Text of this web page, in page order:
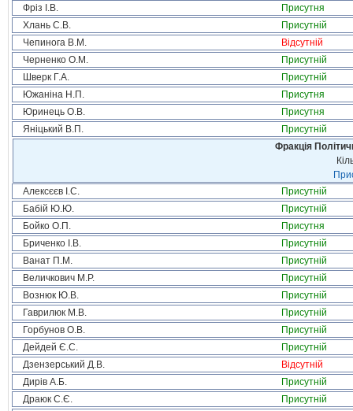
Фріз І.В.
Присутня
Хлань С.В.
Присутній
Чепинога В.М.
Відсутній
Черненко О.М.
Присутній
Шверк Г.А.
Присутній
Южаніна Н.П.
Присутня
Юринець О.В.
Присутня
Яніцький В.П.
Присутній
Фракція
Алексєєв І.С.
Присутній
Бабій Ю.Ю.
Присутній
Бойко О.П.
Присутня
Бриченко І.В.
Присутній
Ванат П.М.
Присутній
Величкович М.Р.
Присутній
Вознюк Ю.В.
Присутній
Гаврилюк М.В.
Присутній
Горбунов О.В.
Присутній
Дейдей Є.С.
Присутній
Дзензерський Д.В.
Відсутній
Дирів А.Б.
Присутній
Драюк С.Є.
Присутній